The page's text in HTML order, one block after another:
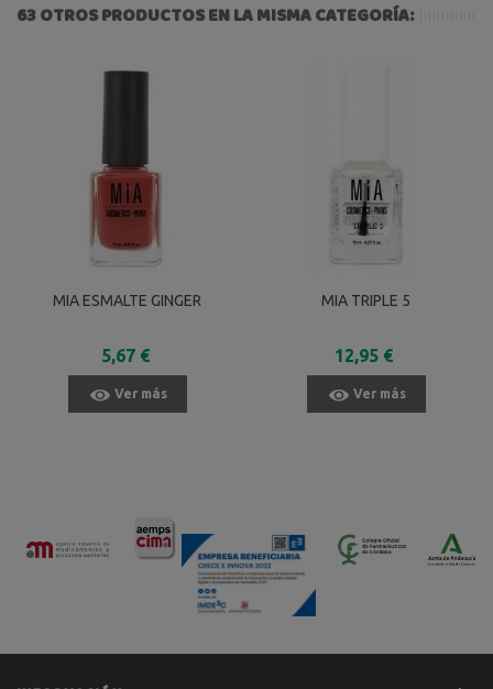
63 OTROS PRODUCTOS EN LA MISMA CATEGORÍA:
MIA ESMALTE GINGER
5,67 €
Ver más
MIA TRIPLE 5
12,95 €
Ver más